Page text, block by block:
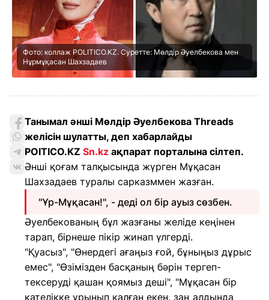
Фото: коллаж POLITICO.KZ. Суретте: Мөлдір Әуелбекова мен
Нұрмұқасан Шахзадаев
Танымал әнші Мөлдір Әуелбекова Threads
желісін шулатты, деп хабарлайды
POITICO.KZ Sn.kz ақпарат порталына сілтеп.
Әнші қоғам талқысында жүрген Мұқасан
Шахзадаев туралы сарказммен жазған.
"Ұр-Мұқасан!", - деді ол бір ауыз сөзбен.
Әуелбекованың бұл жазғаны желіде кеңінен
тарап, бірнеше пікір жинап үлгерді.
"Қуасыз", "Өнердегі ағаңыз ғой, бұныңыз дұрыс
емес", "Өзімізден басқаның бәрін тергеп-
тексеруді қашан қоямыз деші", "Мұқасан бір
қателікке ұрынып қалған екен, заң алдында